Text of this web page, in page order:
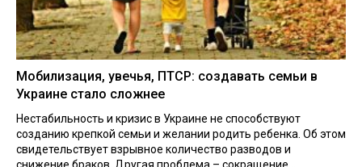
Мобилизация, увечья, ПТСР: создавать семьи в
Украине стало сложнее
Нестабильность и кризис в Украине не способствуют
созданию крепкой семьи и желании родить ребенка. Об этом
свидетельствует взрывное количество разводов и